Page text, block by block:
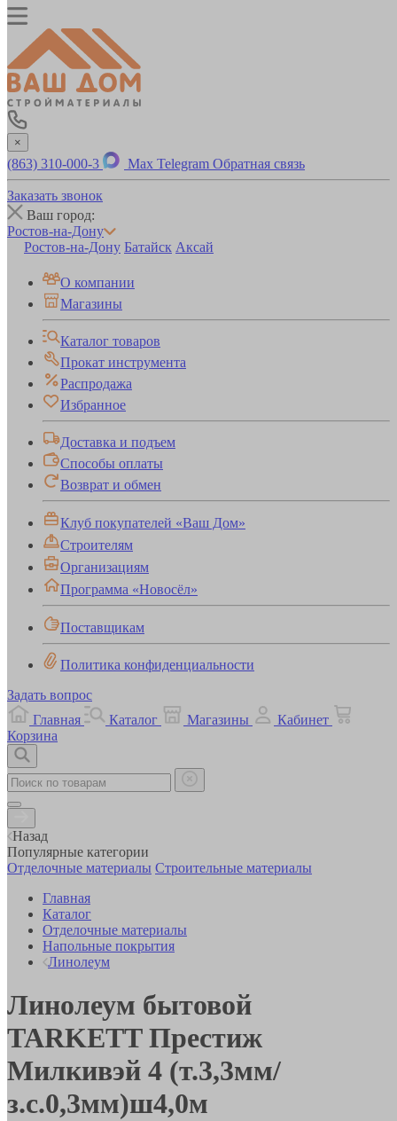
×
(863) 310-000-3 Max Telegram Обратная связь
Заказать звонок
Ваш город:
Ростов-на-Дону
Ростов-на-Дону Батайск Аксай
О компании
Магазины
Каталог товаров
Прокат инструмента
Распродажа
Избранное
Доставка и подъем
Способы оплаты
Возврат и обмен
Клуб покупателей «Ваш Дом»
Строителям
Организациям
Программа «Новосёл»
Поставщикам
Политика конфиденциальности
Задать вопрос
Главная
Каталог Магазины
Кабинет
Корзина
Назад
Популярные категории
Отделочные материалы Строительные материалы
Главная
Каталог
Отделочные материалы
Напольные покрытия
Линолеум
Линолеум бытовой
TARKETT Престиж
Милкивэй 4 (т.3,3мм/
з.с.0,3мм)ш4,0м